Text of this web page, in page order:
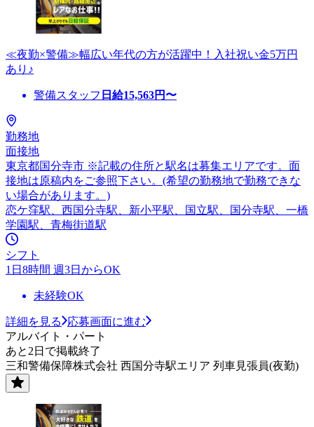
≪夜勤×警備≫幅広い年代の方が活躍中！入社祝い金5万円
あり♪
警備スタッフ 日給15,563円〜
勤務地
面接地
東京都国分寺市 ※記載の住所と駅名は募集エリアです。面
接地は原稿内をご参照下さい。(希望の勤務地で勤務できな
い場合があります。)
恋ケ窪駅、西国分寺駅、新小平駅、国立駅、国分寺駅、一橋
学園駅、青梅街道駅
シフト
1日8時間 週3日からOK
未経験OK
詳細を見る
応募画面に進む
アルバイト・パート
あと2日で掲載終了
三和警備保障株式会社 西国分寺駅エリア 列車見張員(夜勤)